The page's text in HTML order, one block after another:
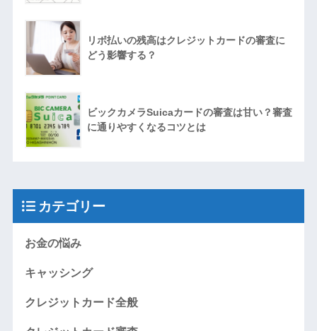
リボ払いの残高はクレジットカードの審査に
どう影響する？
ビックカメラSuicaカードの審査は甘い？審査
に通りやすくなるコツとは
カテゴリー
お金の悩み
キャッシング
クレジットカード全般